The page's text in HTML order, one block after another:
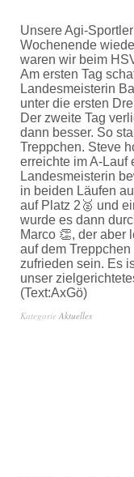
Unsere Agi-
Wochenende
waren wir beim
Am ersten Tag
Landesmeisterin
unter die ersten
Der zweite Tag
dann besser. So
Treppchen. Steve
erreichte im A-Lauf
Landesmeisterin
in beiden Läufen
auf Platz 2🥈 und
wurde es dann
Marco 👏, der aber
auf dem
zufrieden sein. Es
unser
(Text:AxGö)
Kategorie Aktuelles